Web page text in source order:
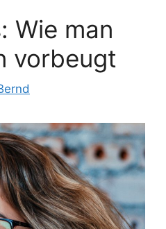
Wie man
vorbeugt